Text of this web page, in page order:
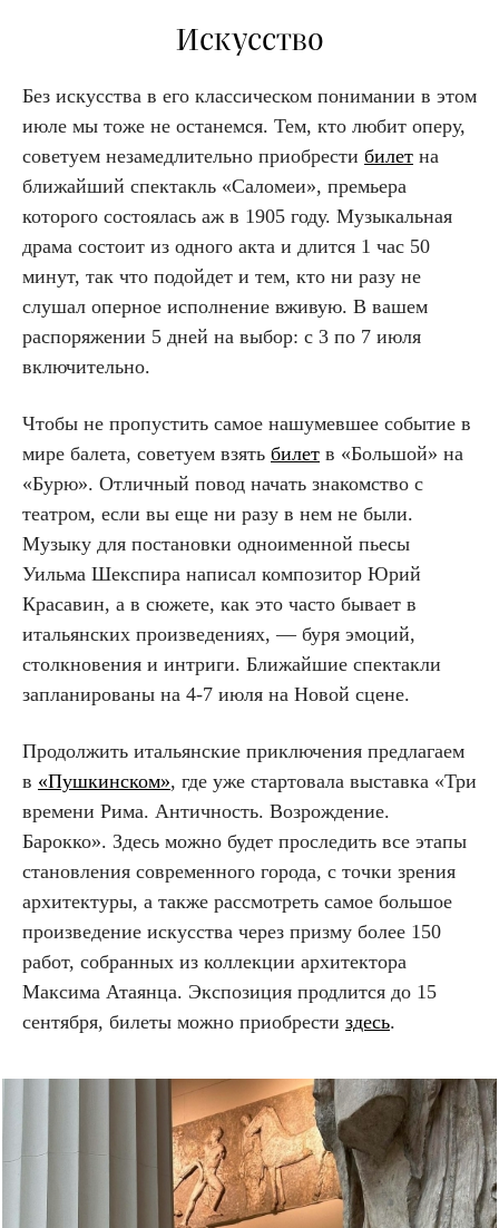
Искусство
Без искусства в его классическом понимании в этом
июле мы тоже не останемся. Тем, кто любит оперу,
советуем незамедлительно приобрести билет на
ближайший спектакль «Саломеи», премьера
которого состоялась аж в 1905 году. Музыкальная
драма состоит из одного акта и длится 1 час 50
минут, так что подойдет и тем, кто ни разу не
слушал оперное исполнение вживую. В вашем
распоряжении 5 дней на выбор: с 3 по 7 июля
включительно.
Чтобы не пропустить самое нашумевшее событие в
мире балета, советуем взять билет в «Большой» на
«Бурю». Отличный повод начать знакомство с
театром, если вы еще ни разу в нем не были.
Музыку для постановки одноименной пьесы
Уильма Шекспира написал композитор Юрий
Красавин, а в сюжете, как это часто бывает в
итальянских произведениях, — буря эмоций,
столкновения и интриги. Ближайшие спектакли
запланированы на 4-7 июля на Новой сцене.
Продолжить итальянские приключения предлагаем
в «Пушкинском», где уже стартовала выставка «Три
времени Рима. Античность. Возрождение.
Барокко». Здесь можно будет проследить все этапы
становления современного города, с точки зрения
архитектуры, а также рассмотреть самое большое
произведение искусства через призму более 150
работ, собранных из коллекции архитектора
Максима Атаянца. Экспозиция продлится до 15
сентября, билеты можно приобрести здесь.